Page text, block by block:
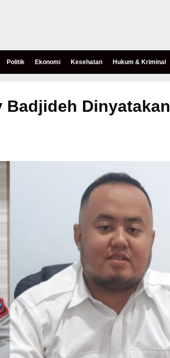
Politik Ekonomi Kesehatan Hukum & Kriminal
Badjideh Dinyatakan